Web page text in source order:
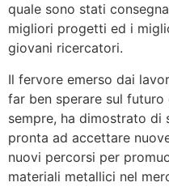
quale sono stati
migliori progetti ed i
giovani ricercatori.
Il fervore emerso dai
far ben sperare sul
sempre, ha dimostrato di
pronta ad accettare
nuovi percorsi per
materiali metallici nel